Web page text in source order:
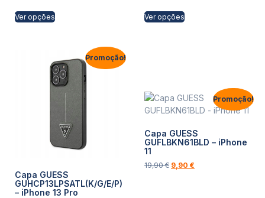
Ver opções Ver opções
Promoção!
Capa GUESS
GUHCP13LPSATL(K/G/E/P)
– iPhone 13 Pro
Promoção!
Capa GUESS
GUFLBKN61BLD – iPhone
11
19,90€ 9,90 €